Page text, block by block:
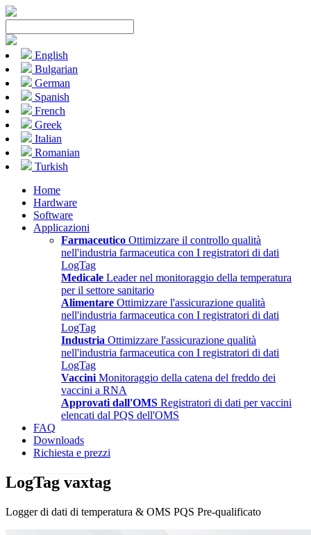
English
Bulgarian
German
Spanish
French
Greek
Italian
Romanian
Turkish
Home
Hardware
Software
Applicazioni
Farmaceutico Ottimizzare il controllo qualità
nell'industria farmaceutica con I registratori di dati
LogTag
Medicale Leader nel monitoraggio della temperatura
per il settore sanitario
Alimentare Ottimizzare l'assicurazione qualità
nell'industria farmaceutica con I registratori di dati
LogTag
Industria Ottimizzare l'assicurazione qualità
nell'industria farmaceutica con I registratori di dati
LogTag
Vaccini Monitoraggio della catena del freddo dei
vaccini a RNA
Approvati dall'OMS Registratori di dati per vaccini
elencati dal PQS dell'OMS
FAQ
Downloads
Richiesta e prezzi
LogTag vaxtag
Logger di dati di temperatura & OMS PQS Pre-qualificato